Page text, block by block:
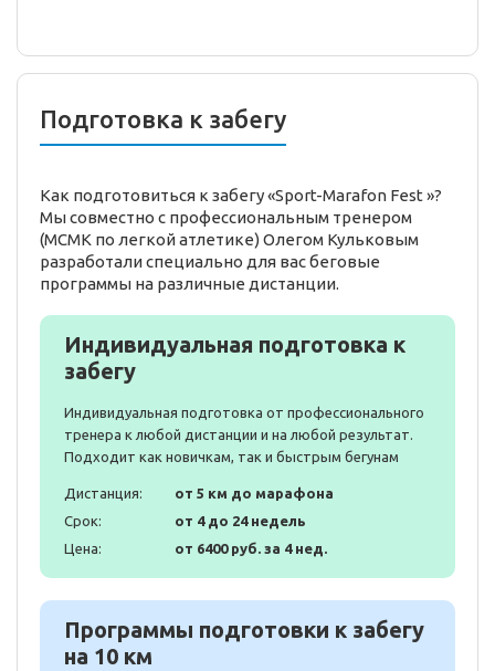
Подготовка к забегу
Как подготовиться к забегу «Sport-Marafon Fest »?
Мы совместно с профессиональным тренером
(МСМК по легкой атлетике) Олегом Кульковым
разработали специально для вас беговые
программы на различные дистанции.
Индивидуальная подготовка к
забегу
Индивидуальная подготовка от профессионального
тренера к любой дистанции и на любой результат.
Подходит как новичкам, так и быстрым бегунам
Дистанция:
от 5 км до марафона
Срок:
от 4 до 24 недель
Цена:
от 6400 руб. за 4 нед.
Программы подготовки к забегу
на 10 км